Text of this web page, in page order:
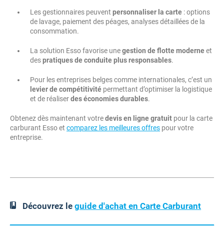
Les gestionnaires peuvent personnaliser la carte : options
de lavage, paiement des péages, analyses détaillées de la
consommation.
La solution Esso favorise unegestion de flotte moderneet
despratiques de conduite plus responsables.
Pour les entreprises belges comme internationales, c’est un
levier de compétitivité permettant d’optimiser la logistique
et de réaliserdes économies durables.
Obtenez dès maintenant votredevis en ligne gratuit pour la carte
carburant Esso et comparez les meilleures offres pour votre
entreprise.
Découvrez leguide d'achat en Carte Carburant